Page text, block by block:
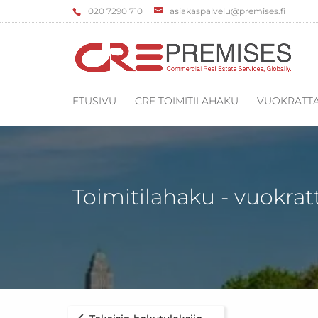
‌020 7290 710 asiakaspalvelu@premises.fi
ETUSIVU CRE TOIMITILAHAKU
Toimitilahaku -